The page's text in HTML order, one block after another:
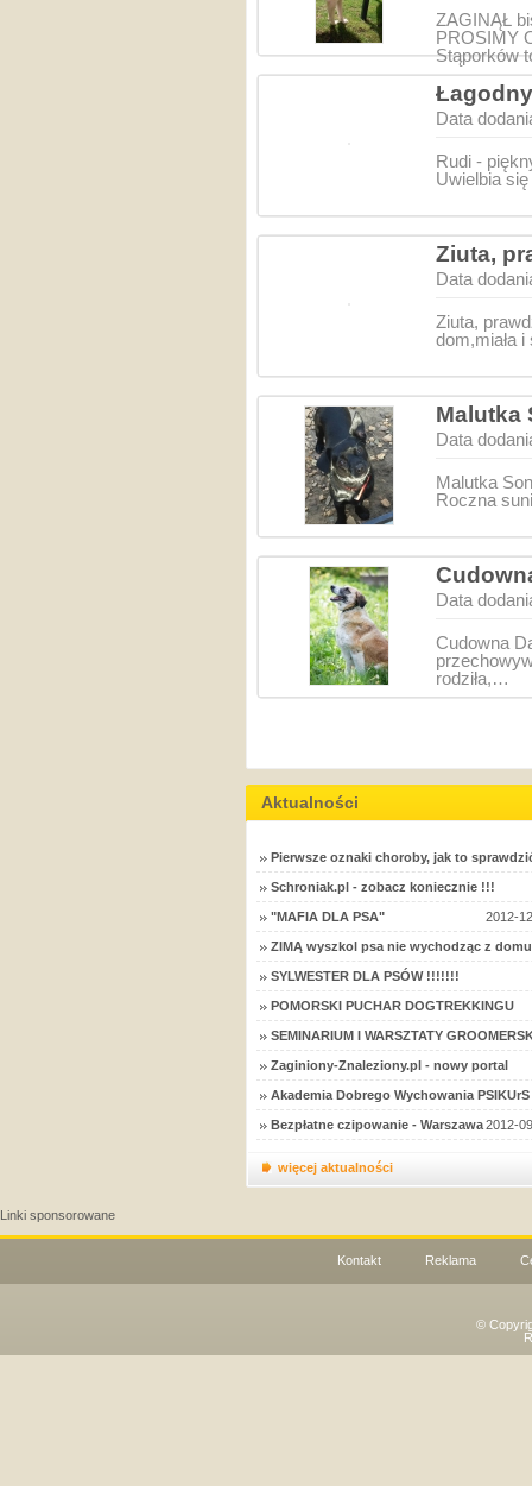
ZAGINĄŁ
PROSIMY
Stąporków
Data
Rudi -
Uwielbia
Ziuta,
Data
Ziuta,
dom,miała
Malutka
Data
Malutka
Roczna
Data
Cudowna
rodziła,…
Aktualności
Pierwsze oznaki choroby, jak to
Schroniak.pl - zobacz koniecznie !!!
"MAFIA DLA PSA" 2012-
ZIMĄ wyszkol psa nie wychodząc z
SYLWESTER DLA PSÓW !!!!!!!
POMORSKI PUCHAR DOGTREKKINGU
SEMINARIUM I WARSZTATY
Zaginiony-Znaleziony.pl - nowy portal
Akademia Dobrego Wychowania
Bezpłatne czipowanie - Warszawa2012-
więcej aktualności
Linki sponsorowane
Kontakt Reklama
©